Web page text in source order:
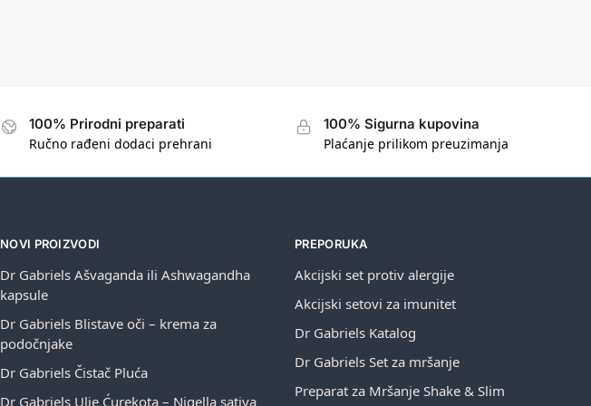
100% Prirodni preparati
Ručno rađeni dodaci prehrani
100% Sigurna kupovina
Plaćanje prilikom preuzimanja
NOVI PROIZVODI
Dr Gabriels Ašvaganda ili Ashwagandha
kapsule
Dr Gabriels Blistave oči – krema za
podočnjake
Dr Gabriels Čistač Pluća
Dr Gabriels Ulje Ćurekota – Nigella sativa
PREPORUKA
Akcijski set protiv alergije
Akcijski setovi za imunitet
Dr Gabriels Katalog
Dr Gabriels Set za mršanje
Preparat za Mršanje Shake & Slim